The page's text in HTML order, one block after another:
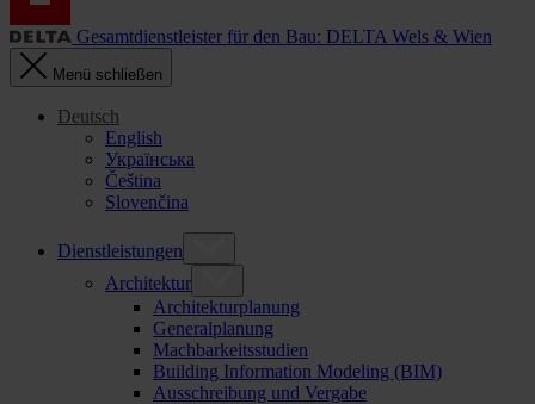
Gesamtdienstleister für den Bau: DELTA Wels & Wien
Menü schließen
Deutsch
English
Українська
Čeština
Slovenčina
Dienstleistungen
Architektur
Architekturplanung
Generalplanung
Machbarkeitsstudien
Building Information Modeling (BIM)
Ausschreibung und Vergabe